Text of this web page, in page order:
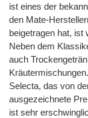
ist eines der
den Mate-
beigetragen hat, ist
Neben dem
auch
Selecta, das von
ausgezeichnete
ist sehr